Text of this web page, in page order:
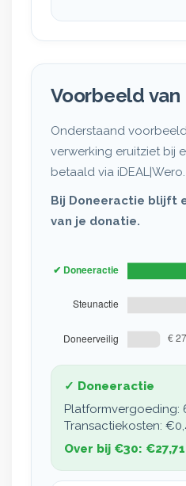
Voorbeeld
Onderstaand
verwerking eruitziet bij
betaald via iDEAL|Wero.
Bij Doneeractie blijft
van je donatie.
✓ Doneeractie
Platformvergoeding:
Transactiekosten:
Over bij €30: €27,71